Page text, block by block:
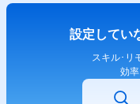
設定してい
スキル･リ
効